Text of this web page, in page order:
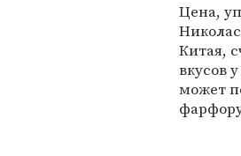
Цена,
Китая,
вкусов
может